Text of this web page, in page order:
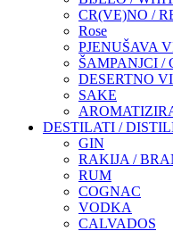
CR(VE)NO /
Rose
PJENUŠAVA
ŠAMPANJCI /
DESERTNO
SAKE
DESTILATI /
GIN
RAKIJA /
RUM
COGNAC
VODKA
CALVADOS